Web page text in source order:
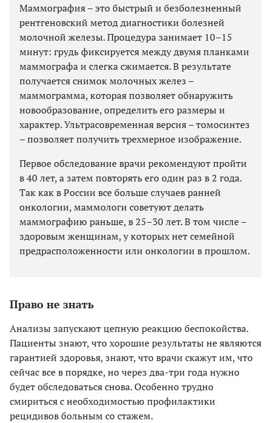
Маммография – это быстрый и безболезненный
рентгеновский метод диагностики болезней
молочной железы. Процедура занимает 10–15
минут: грудь фиксируется между двумя планками
маммографа и слегка сжимается. В результате
получается снимок молочных желез –
маммограмма, которая позволяет обнаружить
новообразование, определить его размеры и
характер. Ультрасовременная версия – томосинтез
– позволяет получить трехмерное изображение.
Первое обследование врачи рекомендуют пройти
в 40 лет, а затем повторять его один раз в 2 года.
Так как в России все больше случаев ранней
онкологии, маммологи советуют делать
маммографию раньше, в 25–30 лет. В том числе –
здоровым женщинам, у которых нет семейной
предрасположенности или онкологии в прошлом.
Право не знать
Анализы запускают цепную реакцию беспокойства.
Пациенты знают, что хорошие результаты не являются
гарантией здоровья, знают, что врачи скажут им, что
сейчас все в порядке, но через два-три года нужно
будет обследоваться снова. Особенно трудно
смириться с необходимостью профилактики
рецидивов больным со стажем.